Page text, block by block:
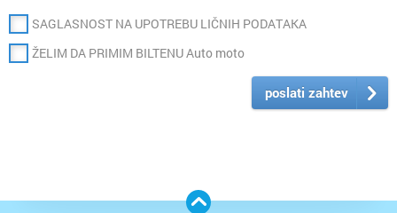
SAGLASNOST NA UPOTREBU LIČNIH PODATAKA
ŽELIM DA PRIMIM BILTENU Auto moto
poslati zahtev